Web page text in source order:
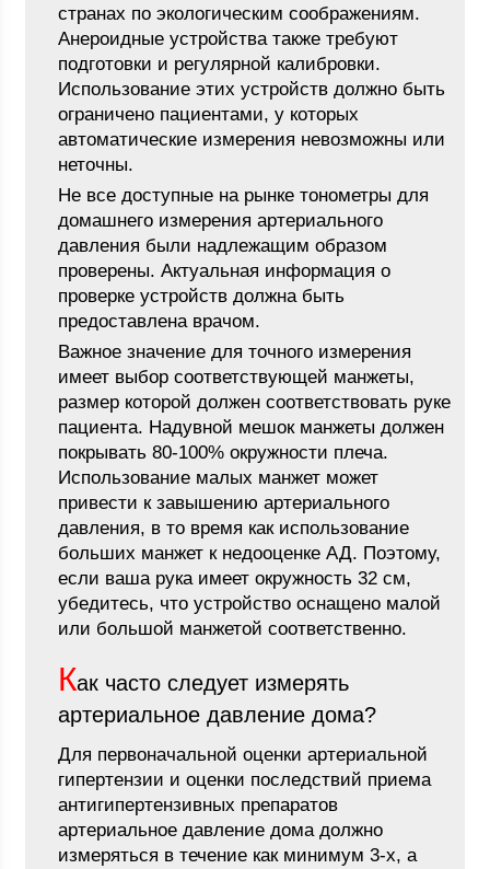
странах по экологическим соображениям.
Анероидные устройства также требуют
подготовки и регулярной калибровки.
Использование этих устройств должно быть
ограничено пациентами, у которых
автоматические измерения невозможны или
неточны.
Не все доступные на рынке тонометры для
домашнего измерения артериального
давления были надлежащим образом
проверены. Актуальная информация о
проверке устройств должна быть
предоставлена врачом.
Важное значение для точного измерения
имеет выбор соответствующей манжеты,
размер которой должен соответствовать руке
пациента. Надувной мешок манжеты должен
покрывать 80-100% окружности плеча.
Использование малых манжет может
привести к завышению артериального
давления, в то время как использование
больших манжет к недооценке АД. Поэтому,
если ваша рука имеет окружность 32 см,
убедитесь, что устройство оснащено малой
или большой манжетой соответственно.
Как часто следует измерять
артериальное давление дома?
Для первоначальной оценки артериальной
гипертензии и оценки последствий приема
антигипертензивных препаратов
артериальное давление дома должно
измеряться в течение как минимум 3-х, а